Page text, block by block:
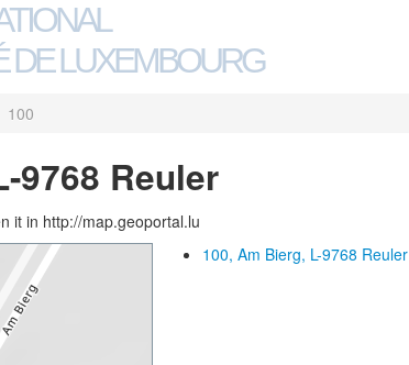
DE LUXEMBOURG
100
9768 Reuler
it in http://map.geoportal.lu
100, Am Bierg, L-9768 Reuler